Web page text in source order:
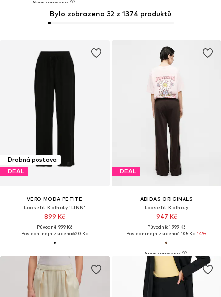
Drobná postava
DEAL
VERO MODA PETITE
Loosefit Kalhoty 'LINN'
899 Kč
Původně: 999 Kč
Poslední nejnižší cena:620 Kč
DEAL
ADIDAS ORIGINALS
Loosefit Kalhoty
947 Kč
Původně: 1 999 Kč
Poslední nejnižší cena:1 105 Kč-14%
Bylo zobrazeno 32 z 1374 produktů